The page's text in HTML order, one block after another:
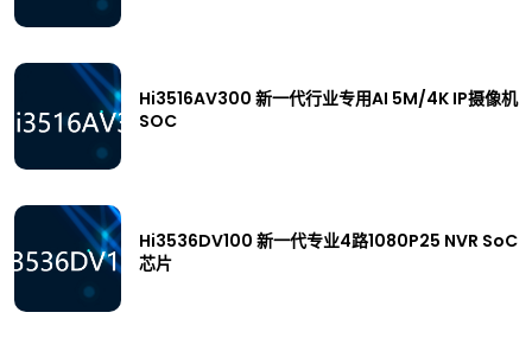
Hi3516AV300 新一代行业专用AI 5M/4K IP摄像机
SOC
Hi3536DV100 新一代专业4路1080P25 NVR SoC
芯片